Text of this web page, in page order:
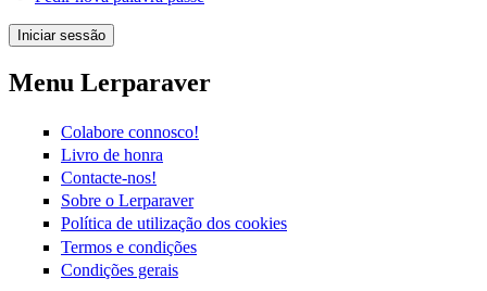
Menu Lerparaver
Colabore connosco!
Livro de honra
Contacte-nos!
Sobre o Lerparaver
Política de utilização dos cookies
Termos e condições
Condições gerais